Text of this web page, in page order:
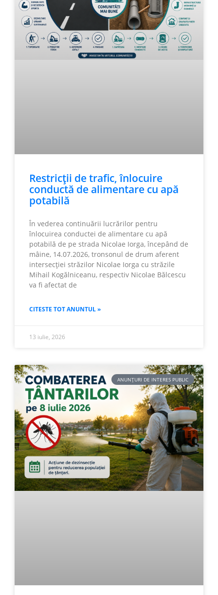
Restricții de trafic, înlocuire
conductă de alimentare cu apă
potabilă
În vederea continuării lucrărilor pentru
înlocuirea conductei de alimentare cu apă
potabilă de pe strada Nicolae Iorga, începând de
mâine, 14.07.2026, tronsonul de drum aferent
intersecției străzilor Nicolae Iorga cu străzile
Mihail Kogălniceanu, respectiv Nicolae Bălcescu
va fi afectat de
CITESTE TOT ANUNTUL »
13 iulie, 2026
ANUNȚURI DE INTERES PUBLIC